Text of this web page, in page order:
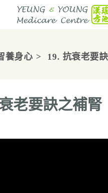
養身心 19. 抗衰老要
老要訣之補腎